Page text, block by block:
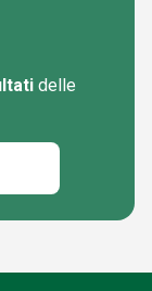
delle